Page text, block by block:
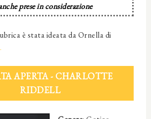
prese in considerazione
è stata ideata da Ornella di
APERTA - CHARLOTTE
RIDDELL